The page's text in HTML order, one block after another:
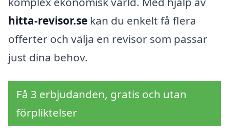
hitta-revisor.se kan du enkelt få flera
offerter och välja en revisor som passar
just dina behov.
Få 3 erbjudanden, gratis och utan
förpliktelser